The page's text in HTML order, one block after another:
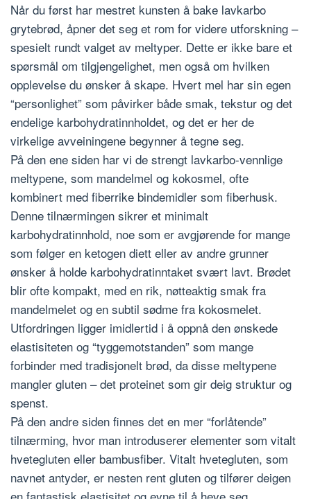
Når du først har mestret kunsten å bake lavkarbo
grytebrød, åpner det seg et rom for videre utforskning –
spesielt rundt valget av meltyper. Dette er ikke bare et
spørsmål om tilgjengelighet, men også om hvilken
opplevelse du ønsker å skape. Hvert mel har sin egen
“personlighet” som påvirker både smak, tekstur og det
endelige karbohydratinnholdet, og det er her de
virkelige avveiningene begynner å tegne seg.
På den ene siden har vi de strengt lavkarbo-vennlige
meltypene, som mandelmel og kokosmel, ofte
kombinert med fiberrike bindemidler som fiberhusk.
Denne tilnærmingen sikrer et minimalt
karbohydratinnhold, noe som er avgjørende for mange
som følger en ketogen diett eller av andre grunner
ønsker å holde karbohydratinntaket svært lavt. Brødet
blir ofte kompakt, med en rik, nøtteaktig smak fra
mandelmelet og en subtil sødme fra kokosmelet.
Utfordringen ligger imidlertid i å oppnå den ønskede
elastisiteten og “tyggemotstanden” som mange
forbinder med tradisjonelt brød, da disse meltypene
mangler gluten – det proteinet som gir deig struktur og
spenst.
På den andre siden finnes det en mer “forlåtende”
tilnærming, hvor man introduserer elementer som vitalt
hvetegluten eller bambusfiber. Vitalt hvetegluten, som
navnet antyder, er nesten rent gluten og tilfører deigen